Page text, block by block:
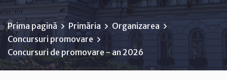
Prima pagină Primăria
Organizarea
Concursuri promovare
Concursuri de promovare - an 2026